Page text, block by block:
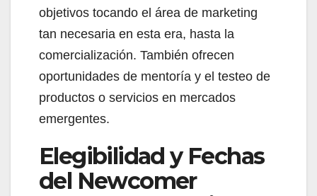
objetivos tocando el área de marketing
tan necesaria en esta era, hasta la
comercialización. También ofrecen
oportunidades de mentoría y el testeo de
productos o servicios en mercados
emergentes.
Elegibilidad y Fechas
del Newcomer